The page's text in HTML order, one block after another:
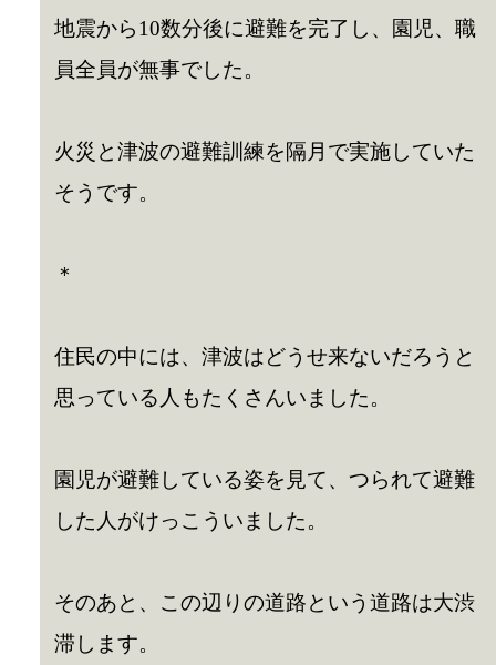
地震から10数分後に避難を完了し、園児、職
員全員が無事でした。
火災と津波の避難訓練を隔月で実施していた
そうです。
＊
住民の中には、津波はどうせ来ないだろうと
思っている人もたくさんいました。
園児が避難している姿を見て、つられて避難
した人がけっこういました。
そのあと、この辺りの道路という道路は大渋
滞します。